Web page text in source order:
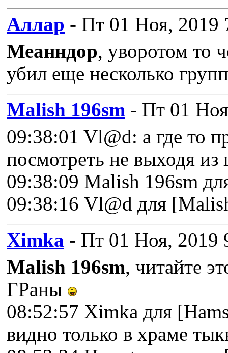
Аллар - Пт 01 Ноя, 2019
Меанндор, уворотом то
убил еще несколько
Malish 196sm - Пт 01
09:38:01 Vl@d: а где то
посмотреть не выходя
09:38:09 Malish 196sm
09:38:16 Vl@d для
Ximka - Пт 01 Ноя, 2019
Malish 196sm, читайте
ГРаны
08:52:57 Ximka для
видно только в храме